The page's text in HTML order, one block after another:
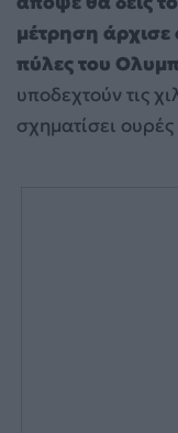
μέτρηση άρχισε
πύλες του
υποδεχτούν τις
σχηματίσει